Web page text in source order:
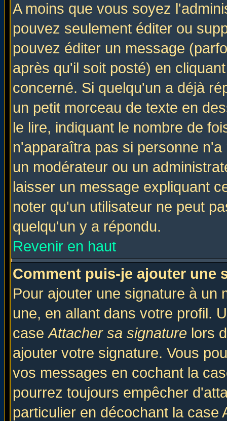
A moins que vous soyez
pouvez seulement éditer ou
pouvez éditer un message
après qu'il soit posté) en
concerné. Si quelqu'un a déjà
un petit morceau de texte en
le lire, indiquant le nombre de
n'apparaîtra pas si personne
un modérateur ou un
laisser un message expliquant
noter qu'un utilisateur ne peut
quelqu'un y a répondu.
Revenir en haut
Comment puis-je ajouter une
Pour ajouter une signature à un
une, en allant dans votre profil.
caseAttacher sa signature lors
ajouter votre signature. Vous
vos messages en cochant la
pourrez toujours empêcher
particulier en décochant la